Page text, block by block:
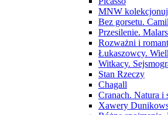
MNW
Bez gorsetu.
Przesilenie.
Rozważni i
Łukaszowcy.
Witkacy.
Stan Rzeczy
Chagall
Cranach. Natura i
Xawery